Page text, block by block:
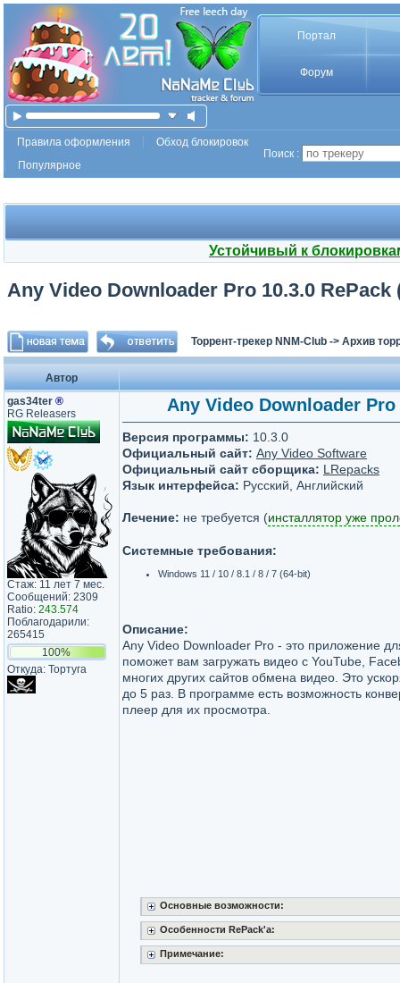
Портал
Форум
Правила оформления
Обход блокировок
Популярное
Поиск :
Устойчивый к
Any Video Downloader Pro 10.3.0
Торрент-трекер NNM-Club -> Архив
Автор
gas34ter ®
RG Releasers
Стаж: 11 лет 7 мес.
Сообщений: 2309
Ratio: 243.574
Поблагодарили:
265415
100%
Откуда: Тортуга
Any Video Downloader
Версия программы: 10.3.0
Официальный сайт: Any Video Software
Официальный сайт сборщика: LRepacks
Язык интерфейса: Русский, Английский
Лечение: не требуется (инсталлятор уже
Системные требования:
Windows 11 / 10 / 8.1 / 8 / 7 (64-bit)
Описание:
Any Video Downloader Pro - это приложение
поможет вам загружать видео с YouTube,
многих других сайтов обмена видео. Это
до 5 раз. В программе есть возможность
плеер для их просмотра.
Основные возможности:
Особенности RePack'a:
Примечание: